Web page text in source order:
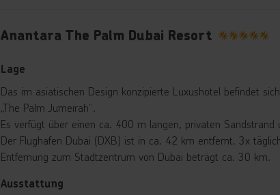
Anantara The Palm Dubai Resort
Lage
Das im asiatischen Design konzipierte Luxushotel befindet
„The Palm Jumeirah“.
Es verfügt über einen ca. 400 m langen, privaten
Der Flughafen Dubai (DXB) ist in ca. 42 km entfernt. 3x
Entfernung zum Stadtzentrum von Dubai beträgt ca. 30 km.
Ausstattung